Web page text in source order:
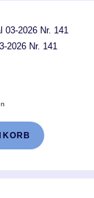
2026 Nr. 141